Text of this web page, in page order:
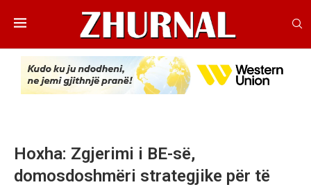
Hoxha: Zgjerimi i BE-së,
domosdoshmëri strategjike për të